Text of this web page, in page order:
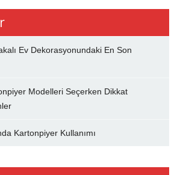
Ev Dekorasyonundaki En Son
Modelleri Seçerken Dikkat
Kartonpiyer Kullanımı